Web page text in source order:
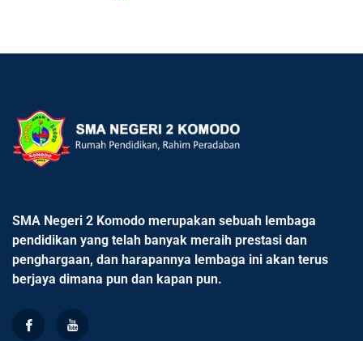
SMA Negeri 2 Komodo merupakan sebuah lembaga
pendidikan yang telah banyak meraih prestasi dan
penghargaan, dan harapannya lembaga ini akan terus
berjaya dimana pun dan kapan pun.